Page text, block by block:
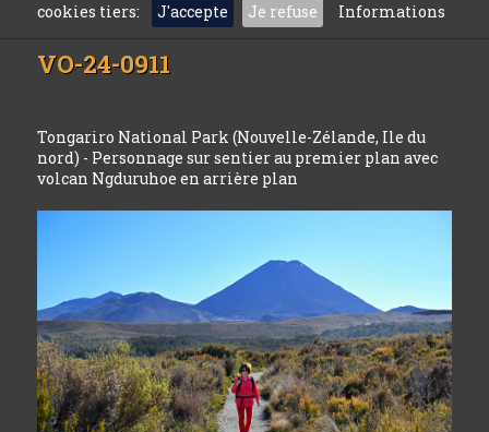
cookies tiers:
J'accepte Je refuse Informations
VO-24-0911
Tongariro National Park (Nouvelle-Zélande, Ile du
nord) - Personnage sur sentier au premier plan avec
volcan Ngduruhoe en arrière plan